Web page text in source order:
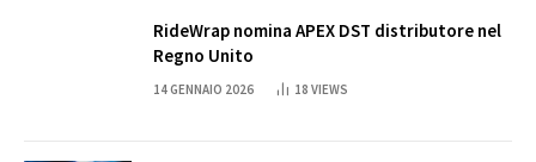
RideWrap nomina APEX DST distributore nel
Regno Unito
14 GENNAIO 2026 18 VIEWS